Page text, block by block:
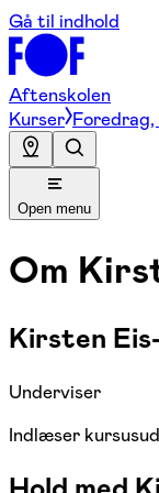
Gå til indhold
Aftenskolen
Kurser
Open menu
Om
Kirsten
Underviser
Indlæser